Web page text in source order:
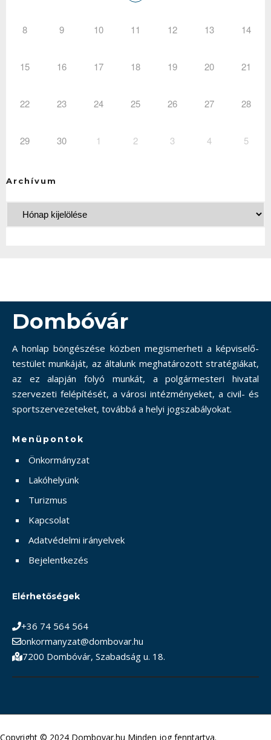
8 9 10 11 12 13 14
15 16 17 18 19 20 21
22 23 24 25 26 27 28
29 30 1 2 3 4 5
Archívum
Dombóvár
A honlap böngészése közben megismerheti a képviselő-
testület munkáját, az általunk meghatározott stratégiákat,
az ez alapján folyó munkát, a polgármesteri hivatal
szervezeti felépítését, a városi intézményeket, a civil- és
sportszervezeteket, továbbá a helyi jogszabályokat.
Menüpontok
Önkormányzat
Lakóhelyünk
Turizmus
Kapcsolat
Adatvédelmi irányelvek
Bejelentkezés
Elérhetőségek
+36 74 564 564
onkormanyzat@dombovar.hu
7200 Dombóvár, Szabadság u. 18.
Copyright © 2024 Dombovar.hu Minden jog fenntartva.